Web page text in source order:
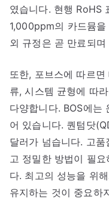
였습니다. 현행 RoHS
1,000ppm의 카드뮴
외 규정은 곧 만료되
또한, 포브스에 따르
류, 시스템 균형에 따
다양합니다. BOS에는
어 있습니다. 퀀텀닷
달러가 넘습니다. 고
고 정밀한 방법이 필
다. 최고의 성능을 위
유지하는 것이 중요하